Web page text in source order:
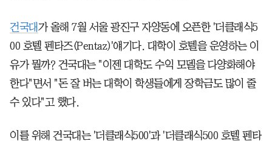
건국대 가 올해 7월 서울 광진구 자양동에 오픈한 '더클래식5
00 호텔 펜타즈(Pentaz)'얘기다. 대학이 호텔을 운영하는 이
유가 뭘까? 건국대는 "이젠 대학도 수익 모델을 다양화해야
한다"면서 "돈 잘 버는 대학이 학생들에게 장학금도 많이 줄
수 있다"고 했다.
이를 위해 건국대는 '더클래식500'과 '더클래식500 호텔 펜타